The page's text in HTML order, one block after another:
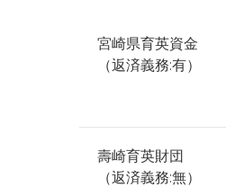
宮崎県育英資金
（返済義務:有）
壽崎育英財団
（返済義務:無）